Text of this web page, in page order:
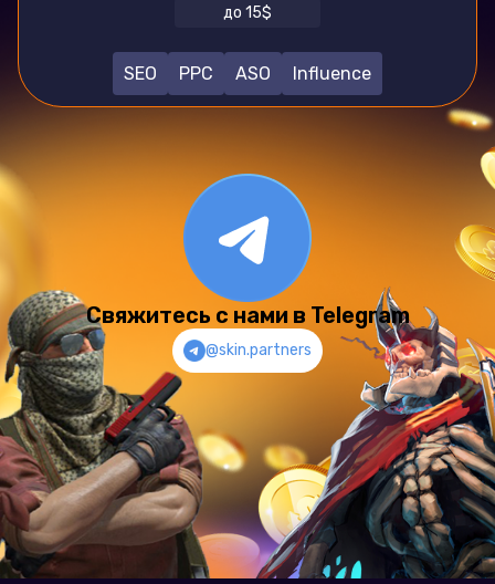
до 15$
SEO PPC ASO Influence
Свяжитесь с нами в Telegram
@skin.partners